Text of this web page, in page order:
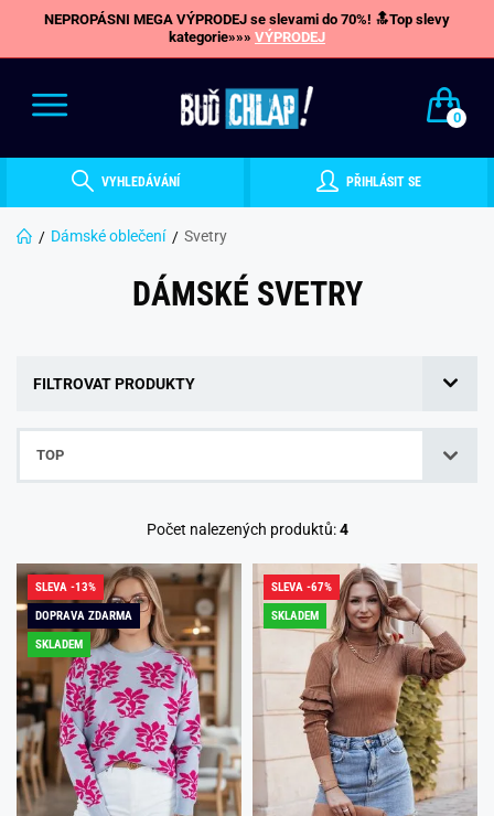
NEPROPÁSNI MEGA VÝPRODEJ se slevami do 70%! 🔝Top slevy
kategorie»»» VÝPRODEJ
0
VYHLEDÁVÁNÍ PŘIHLÁSIT SE
Dámské oblečení Svetry
DÁMSKÉ SVETRY
FILTROVAT PRODUKTY
TOP
Počet nalezených produktů:4
SLEVA -13%
DOPRAVA ZDARMA
SKLADEM
SLEVA -67%
SKLADEM